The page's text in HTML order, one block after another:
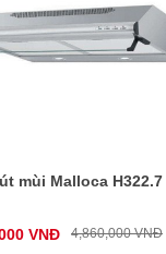
mùi Malloca H322.7
VNĐ
4,860,000 VNĐ